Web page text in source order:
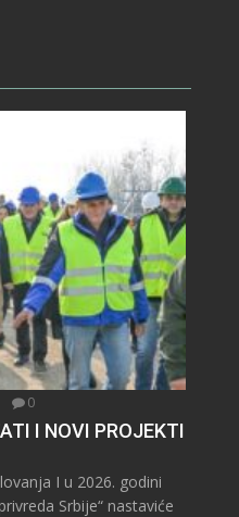
0
I NOVI PROJEKTI
I u 2026. godini
Srbije“ nastaviće